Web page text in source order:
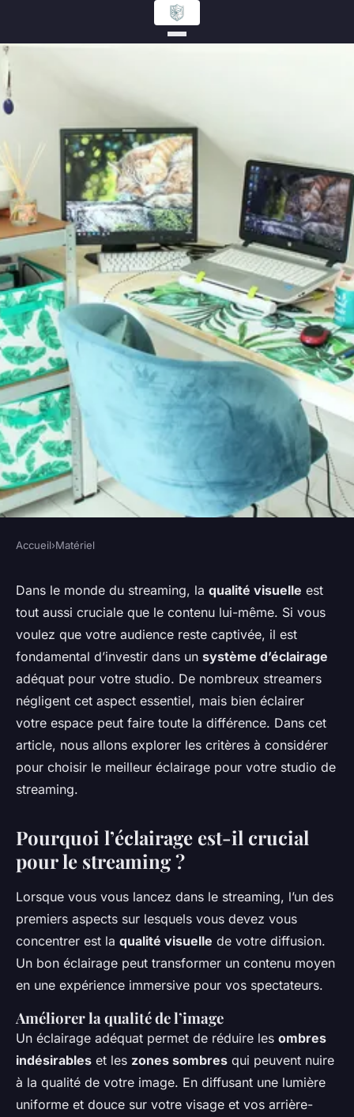
Comment choisir un bon
système d'éclairage pour un
studio de streaming?
Gabriel•19 septembre 2024•6 min de lecture
Accueil›Matériel
Dans le monde du streaming, la qualité visuelle est
tout aussi cruciale que le contenu lui-même. Si vous
voulez que votre audience reste captivée, il est
fondamental d’investir dans un système d’éclairage
adéquat pour votre studio. De nombreux streamers
négligent cet aspect essentiel, mais bien éclairer
votre espace peut faire toute la différence. Dans cet
article, nous allons explorer les critères à considérer
pour choisir le meilleur éclairage pour votre studio de
streaming.
Pourquoi l’éclairage est-il crucial
pour le streaming ?
Lorsque vous vous lancez dans le streaming, l’un des
premiers aspects sur lesquels vous devez vous
concentrer est la qualité visuelle de votre diffusion.
Un bon éclairage peut transformer un contenu moyen
en une expérience immersive pour vos spectateurs.
Améliorer la qualité de l’image
Un éclairage adéquat permet de réduire les ombres
indésirables et les zones sombres qui peuvent nuire
à la qualité de votre image. En diffusant une lumière
uniforme et douce sur votre visage et vos arrière-